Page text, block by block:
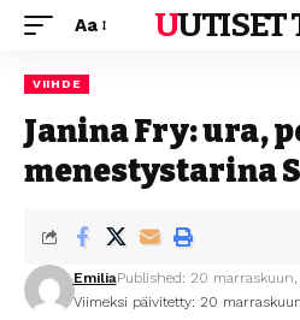
Aa
VIIHDE
Janina Fry: ura,
menestystarina
Viimeksi päivitetty: 20
EmiliaPublished: 20